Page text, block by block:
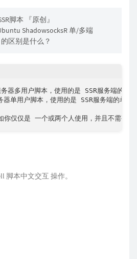
脚本 『原创』
ShadowsocksR 单/多端
区别是什么？
多用户脚本，使用的是 SSR服务端的
用户脚本，使用的是 SSR服务端的单用
脚本中文交互 操作。